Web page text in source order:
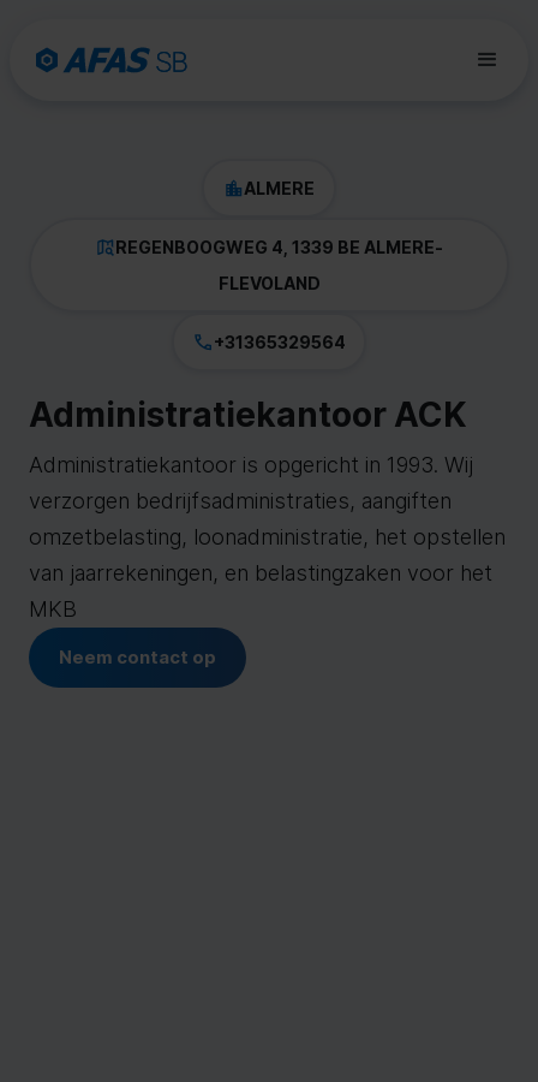
ALMERE
REGENBOOGWEG 4, 1339 BE ALMERE-
FLEVOLAND
+31365329564
Administratiekantoor ACK
Administratiekantoor is opgericht in 1993. Wij
verzorgen bedrijfsadministraties, aangiften
omzetbelasting, loonadministratie, het opstellen
van jaarrekeningen, en belastingzaken voor het
MKB
Neem contact op